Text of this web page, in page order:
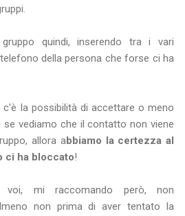
quindi, inserendo tra i vari
della persona che forse ci ha
c'è la possibilità di accettare o meno
vediamo che il contatto non viene
allora abbiamo la certezza al
ci ha bloccato!
voi, mi raccomando però, non
non prima di aver tentato la